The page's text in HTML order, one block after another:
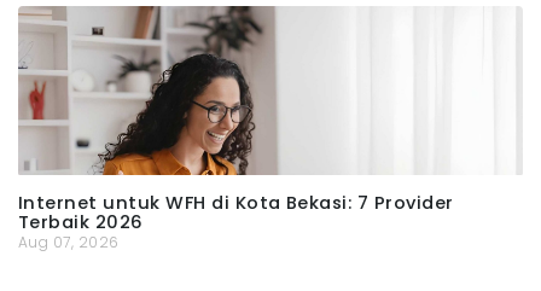
Internet untuk WFH di Kota Bekasi: 7 Provider
Terbaik 2026
Aug 07, 2026